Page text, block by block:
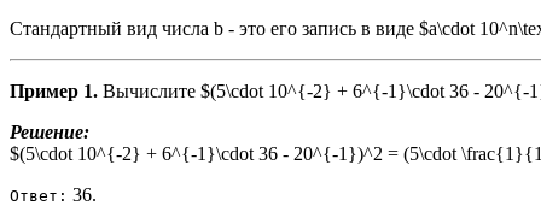
Стандартный вид числа b - это его запись в виде $a\cdot
Пример 1. Вычислите $(5\cdot 10^{-2} + 6^{-1}\cdot 36 - 20^{-
Решение:
$(5\cdot 10^{-2} + 6^{-1}\cdot 36 - 20^{-1})^2 = (5\cdot
Ответ: 36.